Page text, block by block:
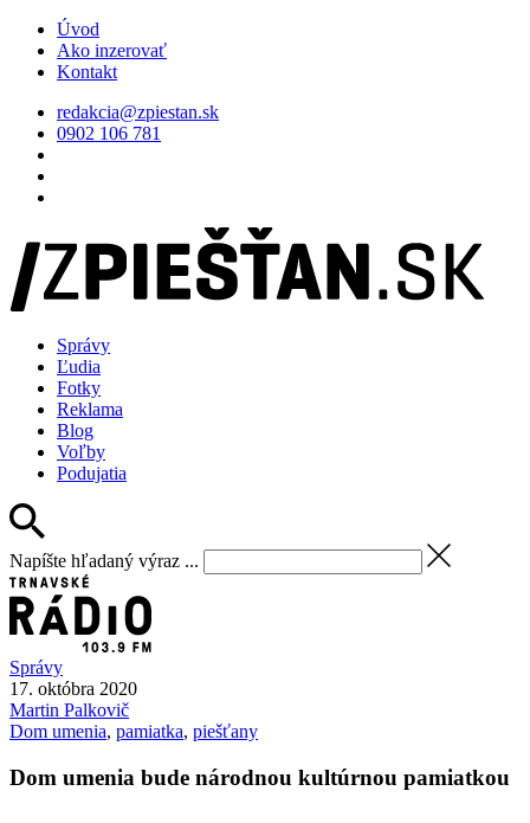
Úvod
Ako inzerovať
Kontakt
redakcia@zpiestan.sk
0902 106 781
Správy
Ľudia
Fotky
Reklama
Blog
Voľby
Podujatia
Napíšte hľadaný výraz ...
Správy
17. októbra 2020
Martin Palkovič
Dom umenia, pamiatka, piešťany
Dom umenia bude národnou kultúrnou pamiatkou